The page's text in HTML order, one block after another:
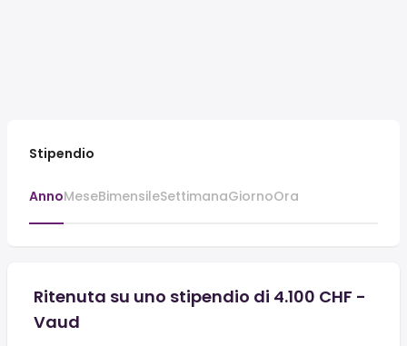
Stipendio
AnnoMeseBimensileSettimanaGiornoOra
Ritenuta su uno stipendio di 4.100 CHF -
Vaud